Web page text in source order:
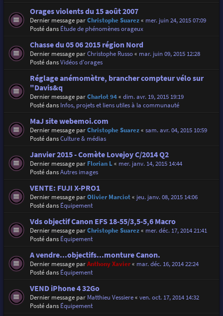
Orages violents du 15 août 2007
Dernier message parChristophe Suarez« mer. juin 24, 2015 07:09
Posté dans Étude de phénomènes orageux
Chasse du 05 06 2015 région Nord
Dernier message parChristophe Russo« mar. juin 09, 2015 12:28
Posté dansVidéos d'orages
Réglage anémomètre, brancher compteur vélo sur
"Davis&q
Dernier message parCharlot 94« dim. avr. 19, 2015 19:19
Posté dans Infos, projets et liens utiles à la communauté
MaJ site webemoi.com
Dernier message parChristophe Suarez« sam. avr. 04, 2015 10:59
Posté dansCulture & médias
Janvier 2015 - Comète Lovejoy C/2014 Q2
Dernier message par Florian L« mer. janv. 14, 2015 14:44
Posté dansAutres images
VENTE: FUJI X-PRO1
Dernier message parOlivier Marciot« jeu. janv. 08, 2015 14:06
Posté dans Équipement
Vds objectif Canon EFS 18-55/3,5-5,6 Macro
Dernier message parChristophe Suarez« mer. déc. 17, 2014 21:41
Posté dans Équipement
A vendre...objectifs...monture Canon.
Dernier message parAnthony Xavier« mar. déc. 16, 2014 22:24
Posté dans Équipement
VEND iPhone 4 32Go
Dernier message par Matthieu Vessiere« ven. oct. 17, 2014 14:32
Posté dans Équipement